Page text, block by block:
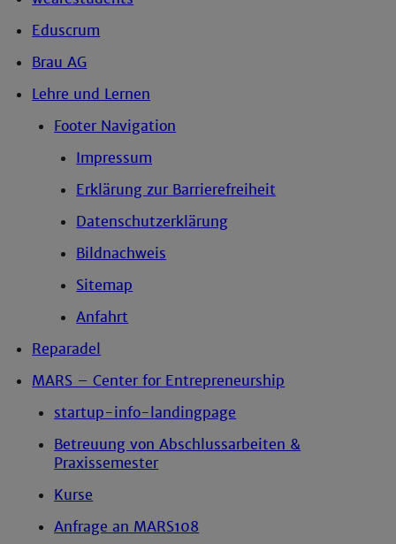
Eduscrum
Brau AG
Lehre und Lernen
Footer Navigation
Impressum
Erklärung zur Barrierefreiheit
Datenschutzerklärung
Bildnachweis
Sitemap
Anfahrt
Reparadel
MARS – Center for Entrepreneurship
startup-info-landingpage
Betreuung von Abschlussarbeiten &
Praxissemester
Kurse
Anfrage an MARS108